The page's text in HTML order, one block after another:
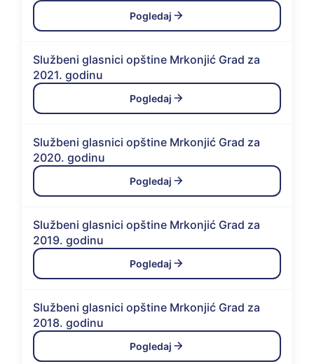
Pogledaj
Službeni glasnici opštine Mrkonjić Grad za
2021. godinu
Pogledaj
Službeni glasnici opštine Mrkonjić Grad za
2020. godinu
Pogledaj
Službeni glasnici opštine Mrkonjić Grad za
2019. godinu
Pogledaj
Službeni glasnici opštine Mrkonjić Grad za
2018. godinu
Pogledaj